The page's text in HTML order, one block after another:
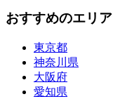
おすすめのエリア
東京都
神奈川県
大阪府
愛知県